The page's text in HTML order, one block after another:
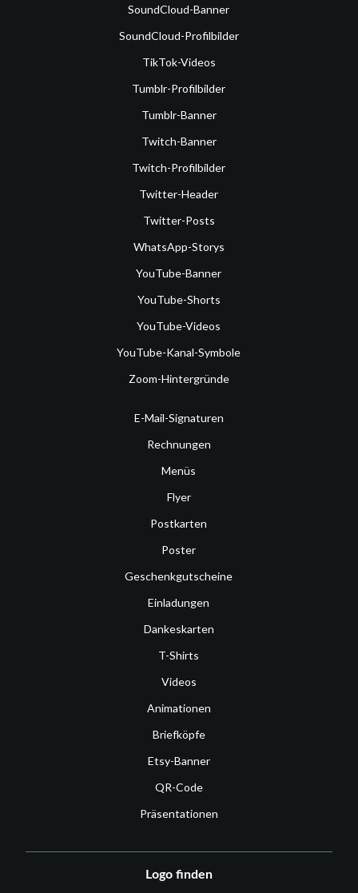
SoundCloud-Banner
SoundCloud-Profilbilder
TikTok-Videos
Tumblr-Profilbilder
Tumblr-Banner
Twitch-Banner
Twitch-Profilbilder
Twitter-Header
Twitter-Posts
WhatsApp-Storys
YouTube-Banner
YouTube-Shorts
YouTube-Videos
YouTube-Kanal-Symbole
Zoom-Hintergründe
E-Mail-Signaturen
Rechnungen
Menüs
Flyer
Postkarten
Poster
Geschenkgutscheine
Einladungen
Dankeskarten
T-Shirts
Videos
Animationen
Briefköpfe
Etsy-Banner
QR-Code
Präsentationen
Logo finden